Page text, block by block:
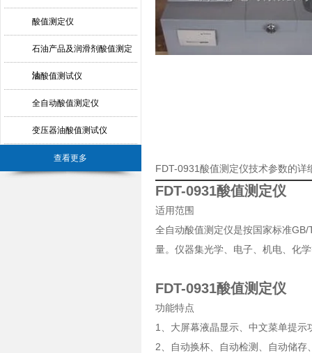
酸值测定仪
石油产品及润滑剂酸值测定
法
油酸值测试仪
全自动酸值测定仪
变压器油酸值测试仪
查看更多
FDT-0931酸值测定仪技术参数的详
FDT-0931酸值测定仪
适用范围
全自动酸值测定仪是按国家标准
量。仪器集光学、电子、机电、化
FDT-0931酸值测定仪
功能特点
1、大屏幕液晶显示、中文菜单提示
2、自动换杯、自动检测、自动储存